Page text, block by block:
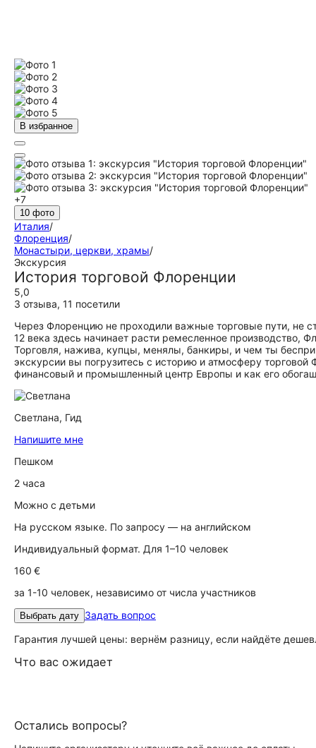
В избранное
+7
10 фото
Италия/
Флоренция/
Монастыри, церкви, храмы/
Экскурсия
История торговой Флоренции
5,0
3 отзыва, 11 посетили
Через Флоренцию не проходили важные торговые пути, не
12 века здесь начинает расти ремесленное производство,
Торговля, нажива, купцы, менялы, банкиры, и чем ты
экскурсии вы погрузитесь с историю и атмосферу
финансовый и промышленный центр Европы и как его
Светлана, Гид
Напишите мне
Пешком
2 часа
Можно с детьми
На русском языке. По запросу — на английском
Индивидуальный формат. Для 1–10 человек
160 €
за 1-10 человек, независимо от числа участников
Выбрать дату Задать вопрос
Гарантия лучшей цены: вернём разницу, если найдёте
Что вас ожидает
Остались вопросы?